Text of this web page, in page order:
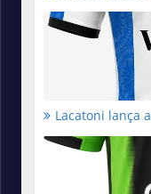
Lacatoni lança